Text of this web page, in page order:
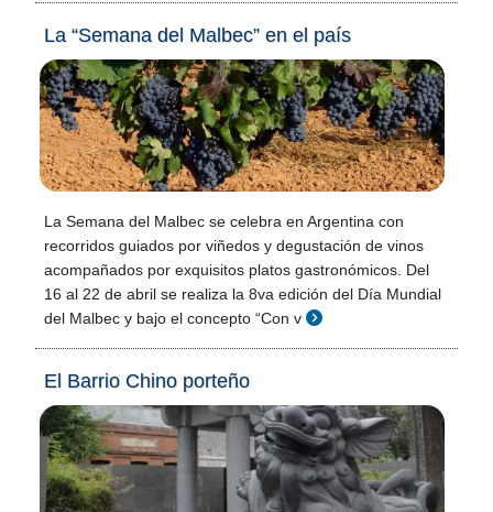
La “Semana del Malbec” en el país
La Semana del Malbec se celebra en Argentina con
recorridos guiados por viñedos y degustación de vinos
acompañados por exquisitos platos gastronómicos. Del
16 al 22 de abril se realiza la 8va edición del Día Mundial
del Malbec y bajo el concepto “Con v
El Barrio Chino porteño